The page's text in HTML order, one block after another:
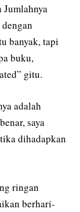
banyak, tapi
buku,
gitu.
adalah
saya
dihadapkan
ringan
berhari-